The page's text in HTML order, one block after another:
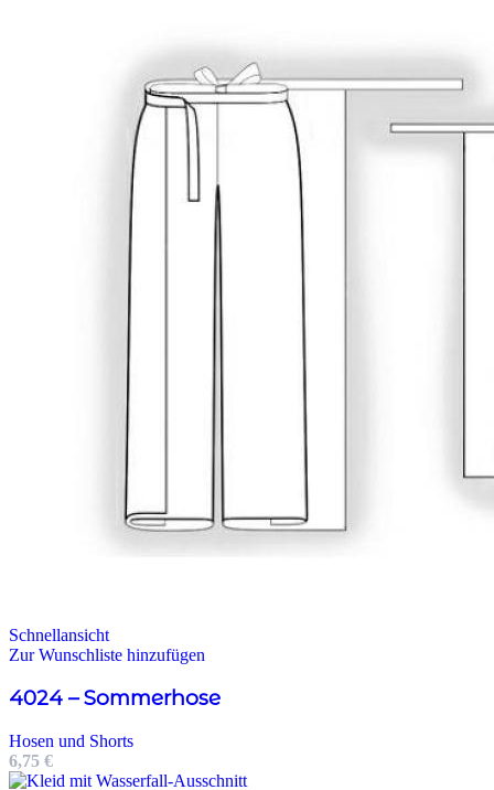
Schnellansicht
Zur Wunschliste hinzufügen
4024 – Sommerhose
Hosen und Shorts
6,75 €